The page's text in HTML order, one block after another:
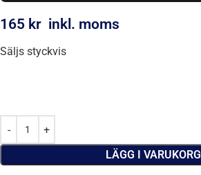
165 kr inkl. moms
Säljs styckvis
LÄGG I VARUKORG